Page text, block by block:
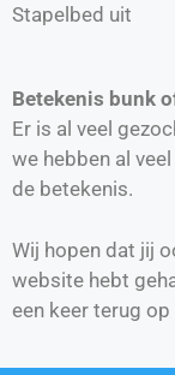
Stapelbed uit
Betekenis bunk
Er is al veel
we hebben al
de betekenis.
Wij hopen dat jij
website hebt
een keer terug